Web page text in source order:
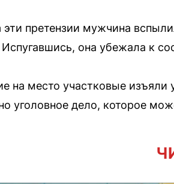
эти претензии мужчина
Испугавшись, она убежала к
на место участковые изъяли
уголовное дело, которое